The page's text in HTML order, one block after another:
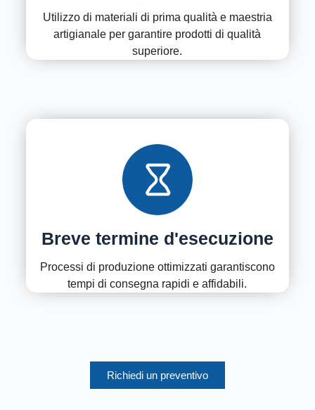
Utilizzo di materiali di prima qualità e maestria
artigianale per garantire prodotti di qualità
superiore.
Breve termine d'esecuzione
Processi di produzione ottimizzati garantiscono
tempi di consegna rapidi e affidabili.
Richiedi un preventivo